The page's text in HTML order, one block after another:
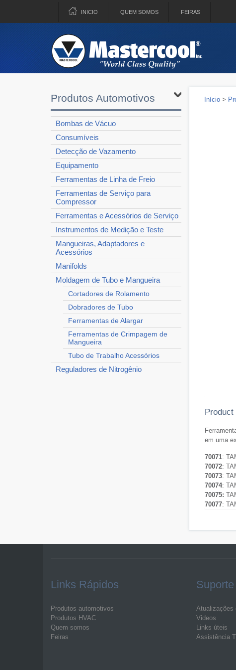
INICIO QUEM SOMOS FEIRAS
Produtos Automotivos
Bombas de Vácuo
Consumíveis
Detecção de Vazamento
Equipamento
Ferramentas de Linha de Freio
Ferramentas de Serviço para
Compressor
Ferramentas e Acessórios de Serviço
Instrumentos de Medição e Teste
Mangueiras, Adaptadores e
Acessórios
Manifolds
Moldagem de Tubo e Mangueira
Cortadores de Rolamento
Dobradores de Tubo
Ferramentas de Alargar
Ferramentas de Crimpagem de
Mangueira
Tubo de Trabalho Acessórios
Reguladores de Nitrogênio
Início>
em uma
70071:
70072:
70073:
70074:
70075:
70077:
Links Rápidos
Produtos automotivos
Produtos HVAC
Quem somos
Feiras
Suporte
Atualizações
Videos
Links úteis
Assistência